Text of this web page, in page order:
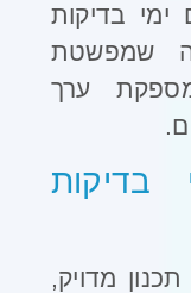
ימי בדיקות
שמפשטת
ערך
.
בדיקות
מדויק,